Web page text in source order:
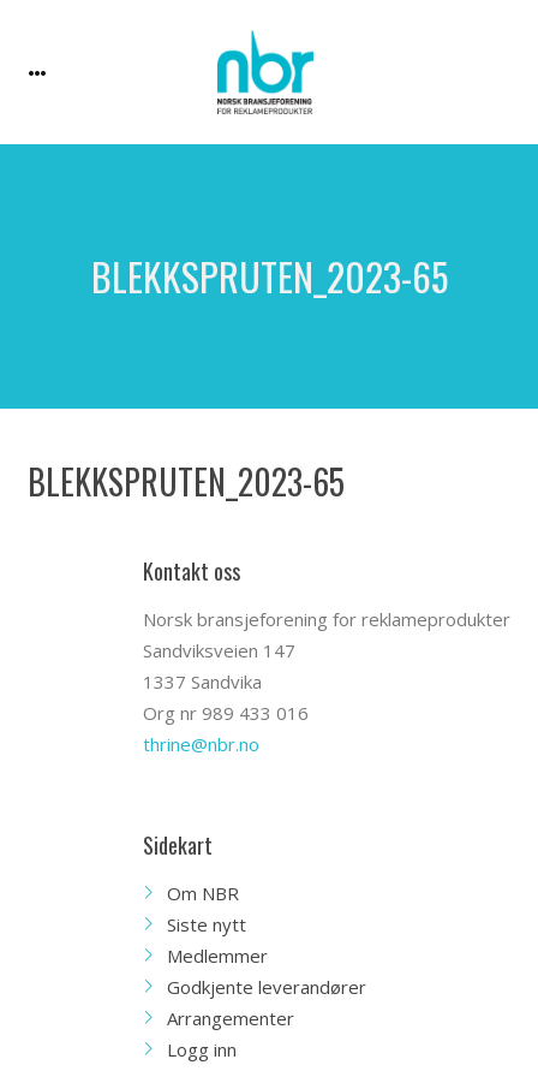
BLEKKSPRUTEN_2023-65
BLEKKSPRUTEN_2023-65
Kontakt oss
Norsk bransjeforening for reklameprodukter
Sandviksveien 147
1337 Sandvika
Org nr 989 433 016
thrine@nbr.no
Sidekart
Om NBR
Siste nytt
Medlemmer
Godkjente leverandører
Arrangementer
Logg inn